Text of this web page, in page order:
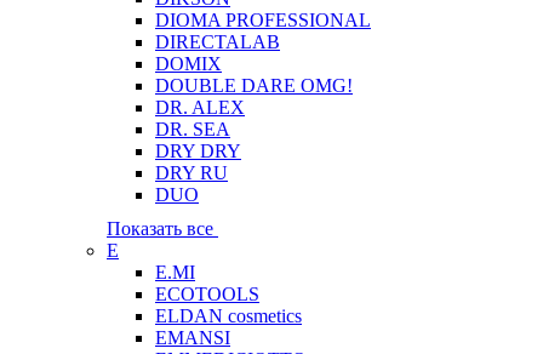
DIOMA PROFESSIONAL
DIRECTALAB
DOMIX
DOUBLE DARE OMG!
DR. ALEX
DR. SEA
DRY DRY
DRY RU
DUO
Показать все
E
E.MI
ECOTOOLS
ELDAN cosmetics
EMANSI